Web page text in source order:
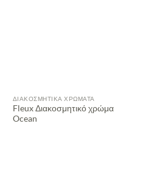
ΔΙΑΚΟΣΜΗΤΙΚΆ ΧΡΏΜΑΤΑ
Fleux Διακοσμητικό χρώμα
Ocean